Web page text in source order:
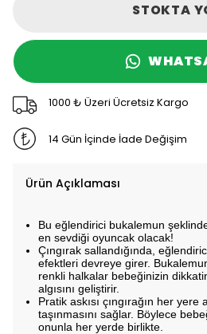
STOKTA
1000 ₺ Üzeri Ücretsiz Kargo
14 Gün İçinde İade Değişim
Ürün Açıklaması
Bu eğlendirici bukalemun
en sevdiği oyuncak olacak!
Çıngırak sallandığında,
efektleri devreye girer.
renkli halkalar bebeğinizin
algısını geliştirir.
Pratik askısı çıngırağın her yere
taşınmasını sağlar. Böylece
onunla her yerde birlikte.